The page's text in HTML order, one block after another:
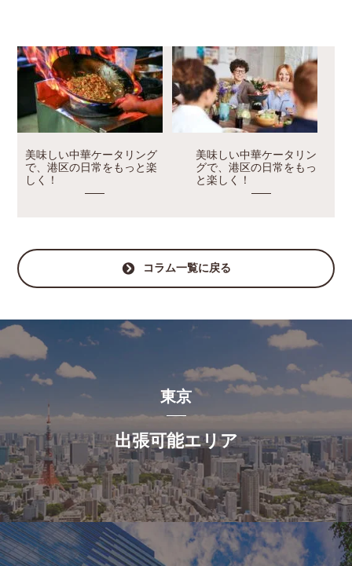
美味しい中華ケータリング
で、港区の日常をもっと楽
しく！
美味しい中華ケータリン
グで、港区の日常をもっ
と楽しく！
コラム一覧に戻る
東京
出張可能エリア